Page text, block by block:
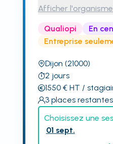
Afficher
Qualiopi En
Entreprise
Dijon (21000)
2 jours
1550€ HT /
3 places restantes
Choisissez une
01 sept.